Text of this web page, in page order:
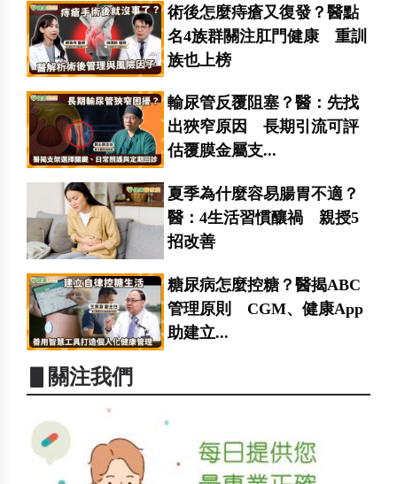
術後怎麼痔瘡又復發？醫點
名4族群關注肛門健康 重訓
族也上榜
輸尿管反覆阻塞？醫：先找
出狹窄原因 長期引流可評
估覆膜金屬支...
夏季為什麼容易腸胃不適？
醫：4生活習慣釀禍 親授5
招改善
糖尿病怎麼控糖？醫揭ABC
管理原則 CGM、健康App
助建立...
▋關注我們